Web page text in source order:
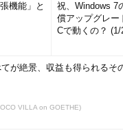
は、いくつかの保存形式
も利用頻度の高いもの3つ
）
することができる。
機能」と
祝、Windows 7
償アップグレー
Cで動くの？ (1/
が絶景、収益も得られるそ
VILLA on GOETHE)